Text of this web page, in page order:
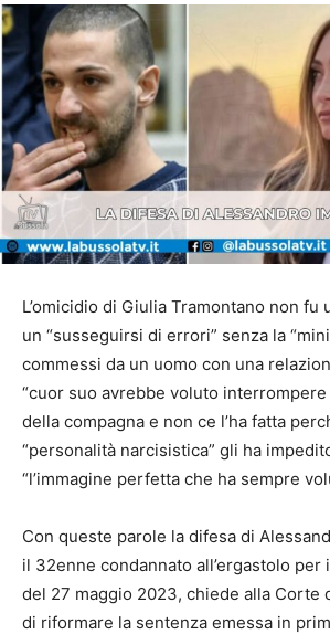
L’omicidio di Giulia Tramontano non fu
un “susseguirsi di errori” senza la
commessi da un uomo con una
“cuor suo avrebbe voluto interrompere
della compagna e non ce l’ha fatta
“personalità narcisistica” gli ha
“l’immagine perfetta che ha sempre
Con queste parole la difesa di
il 32enne condannato all’ergastolo per
del 27 maggio 2023, chiede alla Corte
di riformare la sentenza emessa in